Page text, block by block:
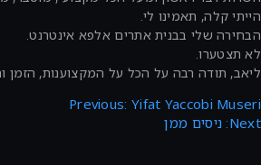
לי.
אתרים אלפא אינטרנט.
הכל על המקצוענות, הזמן והסבלנות.
Previous: Yifat